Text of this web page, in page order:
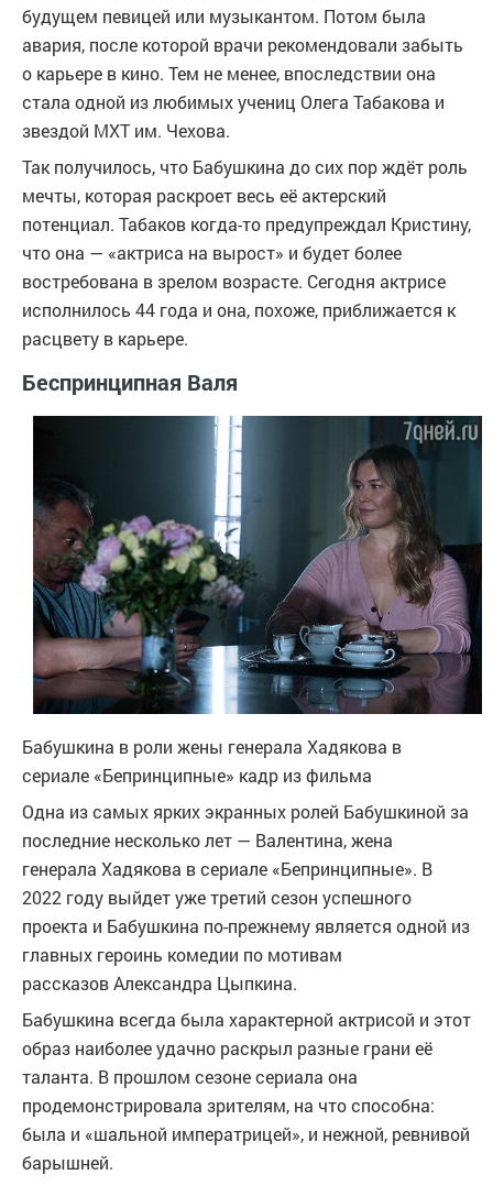
будущем певицей или музыкантом. Потом была
авария, после которой врачи рекомендовали забыть
о карьере в кино. Тем не менее, впоследствии она
стала одной из любимых учениц Олега Табакова и
звездой МХТ им. Чехова.
Так получилось, что Бабушкина до сих пор ждёт роль
мечты, которая раскроет весь её актерский
потенциал. Табаков когда-то предупреждал Кристину,
что она — «актриса на вырост» и будет более
востребована в зрелом возрасте. Сегодня актрисе
исполнилось 44 года и она, похоже, приближается к
расцвету в карьере.
Беспринципная Валя
Бабушкина в роли жены генерала Хадякова в
сериале «Бепринципные» кадр из фильма
Одна из самых ярких экранных ролей Бабушкиной за
последние несколько лет — Валентина, жена
генерала Хадякова в сериале «Бепринципные». В
2022 году выйдет уже третий сезон успешного
проекта и Бабушкина по-прежнему является одной из
главных героинь комедии по мотивам
рассказов Александра Цыпкина.
Бабушкина всегда была характерной актрисой и этот
образ наиболее удачно раскрыл разные грани её
таланта. В прошлом сезоне сериала она
продемонстрировала зрителям, на что способна:
была и «шальной императрицей», и нежной, ревнивой
барышней.